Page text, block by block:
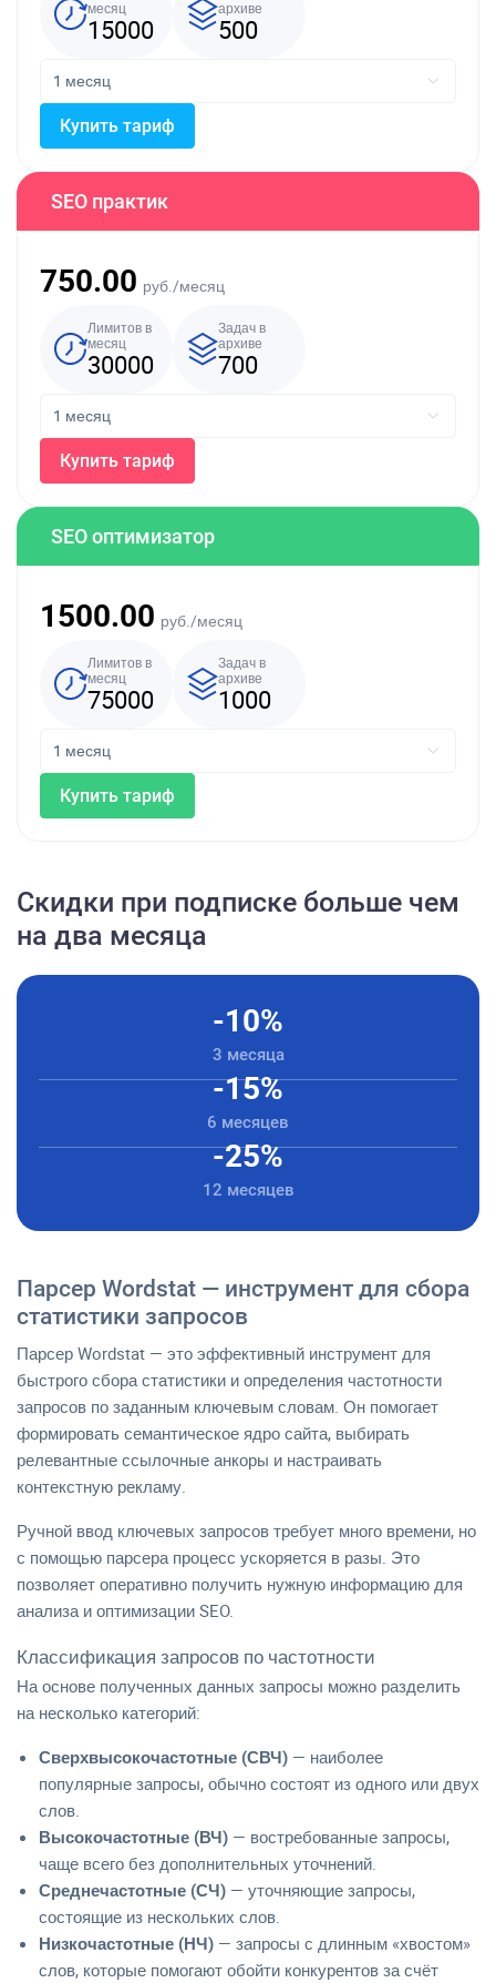
месяц
15000
архиве
500
Купить тариф
SEO практик
750.00 руб./месяц
Лимитов в
месяц
30000
Задач в
архиве
700
Купить тариф
SEO оптимизатор
1500.00 руб./месяц
Лимитов в
месяц
75000
Задач в
архиве
1000
Купить тариф
Скидки при подписке больше чем
на два месяца
-10%
3 месяца
-15%
6 месяцев
-25%
12 месяцев
Парсер Wordstat — инструмент для сбора
статистики запросов
Парсер Wordstat — это эффективный инструмент для
быстрого сбора статистики и определения частотности
запросов по заданным ключевым словам. Он помогает
формировать семантическое ядро сайта, выбирать
релевантные ссылочные анкоры и настраивать
контекстную рекламу.
Ручной ввод ключевых запросов требует много времени, но
с помощью парсера процесс ускоряется в разы. Это
позволяет оперативно получить нужную информацию для
анализа и оптимизации SEO.
Классификация запросов по частотности
На основе полученных данных запросы можно разделить
на несколько категорий:
Сверхвысокочастотные (СВЧ) — наиболее
популярные запросы, обычно состоят из одного или двух
слов.
Высокочастотные (ВЧ) — востребованные запросы,
чаще всего без дополнительных уточнений.
Среднечастотные (СЧ) — уточняющие запросы,
состоящие из нескольких слов.
Низкочастотные (НЧ) — запросы с длинным «хвостом»
слов, которые помогают обойти конкурентов за счёт